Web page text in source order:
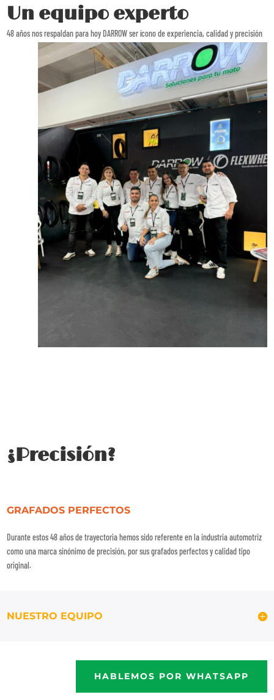
Un equipo experto
48 años nos respaldan para hoy DARROW ser ícono de experiencia, calidad y precisión
¿Precisión?
GRAFADOS PERFECTOS
Durante estos 48 años de trayectoria hemos sido referente en la industria automotriz
como una marca sinónimo de precisión, por sus grafados perfectos y calidad tipo
original.
NUESTRO EQUIPO
HABLEMOS POR WHATSAPP